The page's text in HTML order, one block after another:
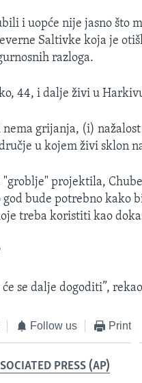
i uopće nije jasno što
Saltivke koja je
razloga.
44, i dalje živi u
grijanja, (i)
u kojem živi sklon
"groblje" projektila,
bude potrebno kako
treba koristiti kao
će se dalje dogoditi”,
Follow us Print
PRESS (AP)